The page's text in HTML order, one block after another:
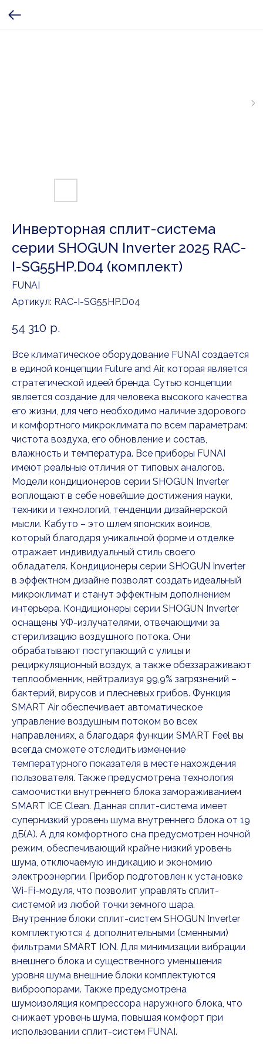
Инверторная сплит-система
серии SHOGUN Inverter 2025 RAC-
I-SG55HP.D04 (комплект)
FUNAI
Артикул: RAC-I-SG55HP.D04
54 310 р.
Все климатическое оборудование FUNAI создается
в единой концепции Future and Air, которая является
стратегической идеей бренда. Сутью концепции
является создание для человека высокого качества
его жизни, для чего необходимо наличие здорового
и комфортного микроклимата по всем параметрам:
чистота воздуха, его обновление и состав,
влажность и температура. Все приборы FUNAI
имеют реальные отличия от типовых аналогов.
Модели кондиционеров серии SHOGUN Inverter
воплощают в себе новейшие достижения науки,
техники и технологий, тенденции дизайнерской
мысли. Кабуто – это шлем японских воинов,
который благодаря уникальной форме и отделке
отражает индивидуальный стиль своего
обладателя. Кондиционеры серии SHOGUN Inverter
в эффектном дизайне позволят создать идеальный
микроклимат и станут эффектным дополнением
интерьера. Кондиционеры серии SHOGUN Inverter
оснащены УФ-излучателями, отвечающими за
стерилизацию воздушного потока. Они
обрабатывают поступающий с улицы и
рециркуляционный воздух, а также обеззараживают
теплообменник, нейтрализуя 99,9% загрязнений –
бактерий, вирусов и плесневых грибов. Функция
SMART Air обеспечивает автоматическое
управление воздушным потоком во всех
направлениях, а благодаря функции SMART Feel вы
всегда сможете отследить изменение
температурного показателя в месте нахождения
пользователя. Также предусмотрена технология
самоочистки внутреннего блока замораживанием
SMART ICE Clean. Данная сплит-система имеет
супернизкий уровень шума внутреннего блока от 19
дБ(А). А для комфортного сна предусмотрен ночной
режим, обеспечивающий крайне низкий уровень
шума, отключаемую индикацию и экономию
электроэнергии. Прибор подготовлен к установке
Wi-Fi-модуля, что позволит управлять сплит-
системой из любой точки земного шара.
Внутренние блоки сплит-систем SHOGUN Inverter
комплектуются 4 дополнительными (сменными)
фильтрами SMART ION. Для минимизации вибрации
внешнего блока и существенного уменьшения
уровня шума внешние блоки комплектуются
виброопорами. Также предусмотрена
шумоизоляция компрессора наружного блока, что
снижает уровень шума, повышая комфорт при
использовании сплит-систем FUNAI.